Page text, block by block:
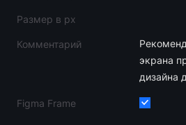
Размер в px
Комментарий
экрана
дизайна
Figma Frame